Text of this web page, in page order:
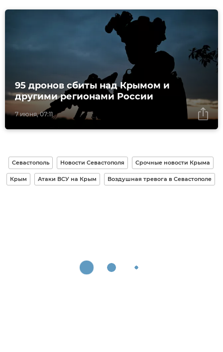
7 июня, 07:11
95 дронов сбиты над Крымом и
другими регионами России
Севастополь Новости Севастополя Срочные новости Крыма
Крым Атаки ВСУ на Крым Воздушная тревога в Севастополе